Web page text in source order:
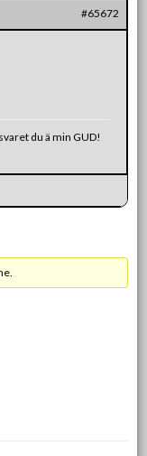
#65672
du ä min GUD!